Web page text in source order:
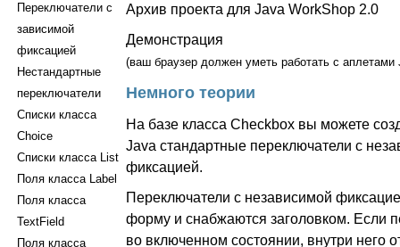
Переключатели с
зависимой
фиксацией
Нестандартные
переключатели
Списки класса
Choice
Списки класса List
Поля класса Label
Поля класса
TextField
Поля класса
Архив проекта для Java WorkShop 2.0
Демонстрация
(ваш браузер должен уметь работать с аплетами
Немного теории
На базе класса Checkbox вы можете
Java стандартные переключатели с
фиксацией.
Переключатели с независимой
форму и снабжаются заголовком. Если
во включенном состоянии, внутри него